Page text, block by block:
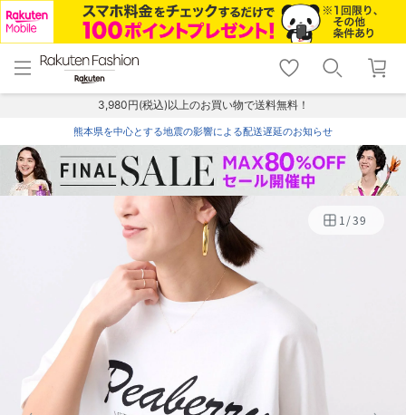
menu home
トップ
shopping_cart lock_outline
ログイン
3,980円(税込)以上のお買い物で送料無料！
熊本県を中心とする地震の影響による配送遅延のお知らせ
1/39